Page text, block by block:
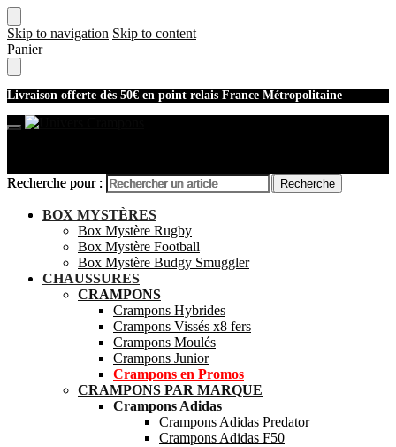
Skip to navigation Skip to content
Panier
Livraison offerte dès 50€ en point relais France Métropolitaine
Recherche pour : Recherche
Mon compte
Recherche pour : Recherche
BOX MYSTÈRES
Box Mystère Rugby
Box Mystère Football
Box Mystère Budgy Smuggler
CHAUSSURES
CRAMPONS
Crampons Hybrides
Crampons Vissés x8 fers
Crampons Moulés
Crampons Junior
Crampons en Promos
CRAMPONS PAR MARQUE
Crampons Adidas
Crampons Adidas Predator
Crampons Adidas F50